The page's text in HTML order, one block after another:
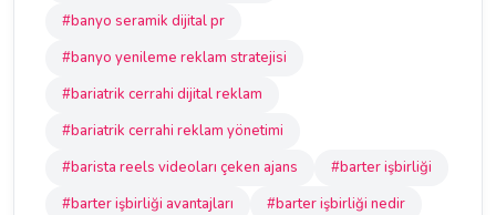
#banyo seramik dijital pr
#banyo yenileme reklam stratejisi
#bariatrik cerrahi dijital reklam
#bariatrik cerrahi reklam yönetimi
#barista reels videoları çeken ajans
#barter işbirliği
#barter işbirliği avantajları
#barter işbirliği nedir